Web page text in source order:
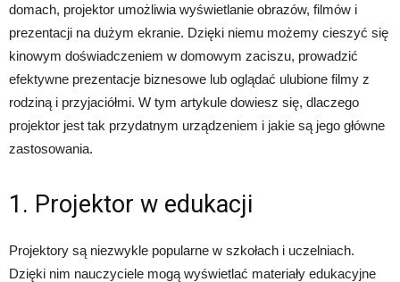
domach, projektor umożliwia wyświetlanie obrazów, filmów i
prezentacji na dużym ekranie. Dzięki niemu możemy cieszyć się
kinowym doświadczeniem w domowym zaciszu, prowadzić
efektywne prezentacje biznesowe lub oglądać ulubione filmy z
rodziną i przyjaciółmi. W tym artykule dowiesz się, dlaczego
projektor jest tak przydatnym urządzeniem i jakie są jego główne
zastosowania.
1. Projektor w edukacji
Projektory są niezwykle popularne w szkołach i uczelniach.
Dzięki nim nauczyciele mogą wyświetlać materiały edukacyjne